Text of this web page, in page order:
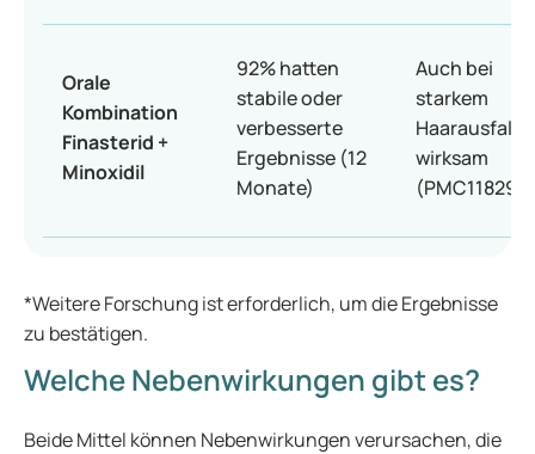
Orale
Kombination
Finasterid +
Minoxidil
92% hatten
stabile oder
verbesserte
Ergebnisse (12
Monate)
Auch bei
starkem
Haarausfall
wirksam
*Weitere Forschung ist erforderlich, um die Ergebnisse
zu bestätigen.
Welche Nebenwirkungen gibt es?
Beide Mittel können Nebenwirkungen verursachen, die